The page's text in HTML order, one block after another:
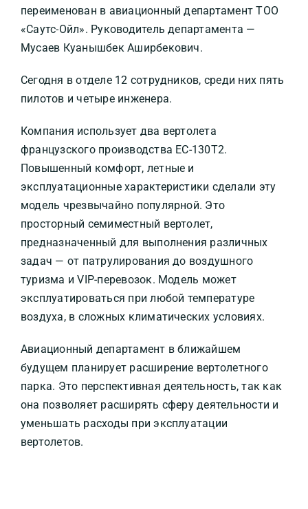
переименован в авиационный департамент ТОО
«Саутс-Ойл». Руководитель департамента —
Мусаев Куанышбек Аширбекович.
Сегодня в отделе 12 сотрудников, среди них пять
пилотов и четыре инженера.
Компания использует два вертолета
французского производства ЕС-130Т2.
Повышенный комфорт, летные и
эксплуатационные характеристики сделали эту
модель чрезвычайно популярной. Это
просторный семиместный вертолет,
предназначенный для выполнения различных
задач — от патрулирования до воздушного
туризма и VIP-перевозок. Модель может
эксплуатироваться при любой температуре
воздуха, в сложных климатических условиях.
Авиационный департамент в ближайшем
будущем планирует расширение вертолетного
парка. Это перспективная деятельность, так как
она позволяет расширять сферу деятельности и
уменьшать расходы при эксплуатации
вертолетов.